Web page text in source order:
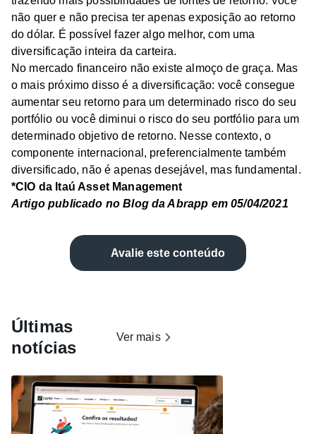
não quer e não precisa ter apenas exposição ao retorno
do dólar. É possível fazer algo melhor, com uma
diversificação inteira da carteira.
No mercado financeiro não existe almoço de graça. Mas
o mais próximo disso é a diversificação: você consegue
aumentar seu retorno para um determinado risco do seu
portfólio ou você diminui o risco do seu portfólio para um
determinado objetivo de retorno. Nesse contexto, o
componente internacional, preferencialmente também
diversificado, não é apenas desejável, mas fundamental.
*CIO da Itaú Asset Management
Artigo publicado no Blog da Abrapp em 05/04/2021
Avalie este conteúdo
Últimas
notícias
Ver mais